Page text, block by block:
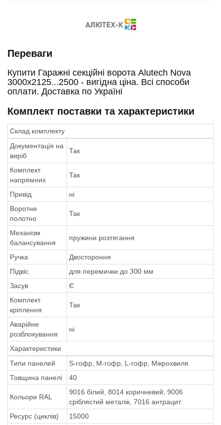
Переваги
Купити Гаражні секційні ворота Alutech Nova
3000х2125...2500 - вигідна ціна. Всі способи
оплати. Доставка по Україні
Комплект поставки та характеристики
Склад комплекту
Документація на
виріб
Так
Комплект
напрямних
Так
Привід
ні
Воротне
полотно
Так
Механізм
балансування
пружини розтягання
Ручка
Двостороння
Підвіс
для перемички до 300 мм
Засув
Є
Комплект
кріплення
Так
Аварійне
розблокування
ні
Характеристики
Типи панелей
S-гофр, M-гофр, L-гофр, Мікрохвиля
Товщина панелі
40
Кольори RAL
9016 білий, 8014 коричневий, 9006
сріблястий металік, 7016 антрацит
Ресурс (циклів)
15000